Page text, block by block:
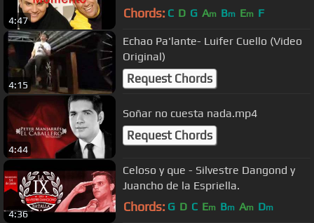
4:47
Audio
Chords: C D G Am Bm Em F
4:15
Echao Pa'lante- Luifer Cuello (Video
Original)
Request Chords
4:44
Soñar no cuesta nada.mp4
Request Chords
4:36
Celoso y que - Silvestre Dangond y
Juancho de la Espriella.
Chords: G D C Em Bm Am Dm